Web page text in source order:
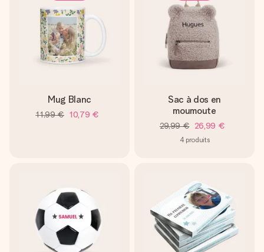
Mug Blanc
11,99 € 10,79 €
Sac à dos en
moumoute
29,99 € 26,99 €
4 produits